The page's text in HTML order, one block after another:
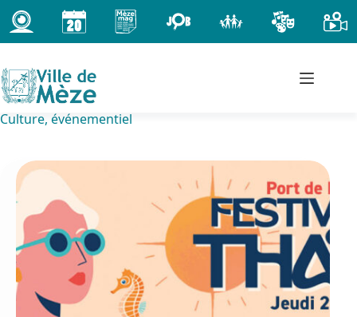
Passer
au
contenu
Culture, événementiel